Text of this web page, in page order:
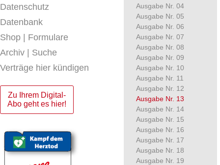
Datenschutz
Datenbank
Shop | Formulare
Archiv | Suche
Verträge hier kündigen
Zu Ihrem Digital-
Abo geht es hier!
Ausgabe Nr. 04
Ausgabe Nr. 05
Ausgabe Nr. 06
Ausgabe Nr. 07
Ausgabe Nr. 08
Ausgabe Nr. 09
Ausgabe Nr. 10
Ausgabe Nr. 11
Ausgabe Nr. 12
Ausgabe Nr. 13
Ausgabe Nr. 14
Ausgabe Nr. 15
Ausgabe Nr. 16
Ausgabe Nr. 17
Ausgabe Nr. 18
Ausgabe Nr. 19